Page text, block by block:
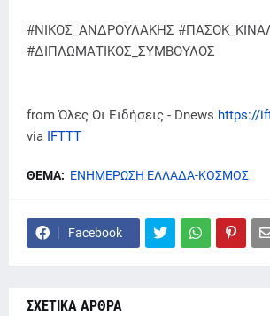
#ΝΙΚΟΣ_ΑΝΔΡΟΥΛΑΚΗΣ
#ΔΙΠΛΩΜΑΤΙΚΟΣ_ΣΥΜΒΟΥΛΟΣ
from Όλες Οι Ειδήσεις - Dnews https://
via IFTTT
ΘΕΜΑ: ΕΝΗΜΕΡΩΣΗ ΕΛΛΑΔΑ-ΚΟΣΜΟΣ
Facebook
ΣΧΕΤΙΚΑ ΑΡΘΡΑ